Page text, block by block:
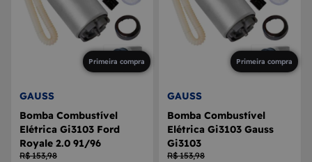
Primeira compra
GAUSS
Bomba Combustível
Elétrica Gi3103 Ford
Royale 2.0 91/96
R$ 153,98
Primeira compra
GAUSS
Bomba Combustível
Elétrica Gi3103 Gauss
Gi3103
R$ 153,98